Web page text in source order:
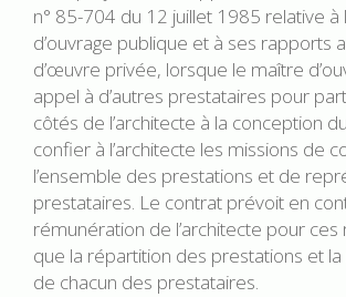
n° 85-704 du 12 juillet 1985 relative à
d’ouvrage publique et à ses rapports
d’œuvre privée, lorsque le maître
appel à d’autres prestataires pour
côtés de l’architecte à la conception
confier à l’architecte les missions de
l’ensemble des prestations et de
prestataires. Le contrat prévoit en
rémunération de l’architecte pour ces
que la répartition des prestations et
de chacun des prestataires.